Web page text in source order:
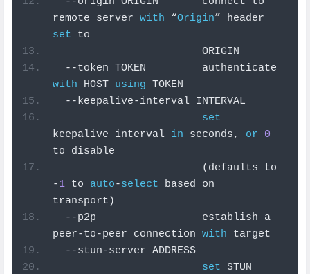
remote server with “Origin”
set to
                        ORIGIN
--
with HOST using TOKEN
--keepalive-interval INTERVAL
set
keepalive interval in seconds, or
0
to disable
(
-1 to auto-select based on
transport )
--p2p                 establish a
peer-to-peer connection with target
--stun-server ADDRESS
set STUN